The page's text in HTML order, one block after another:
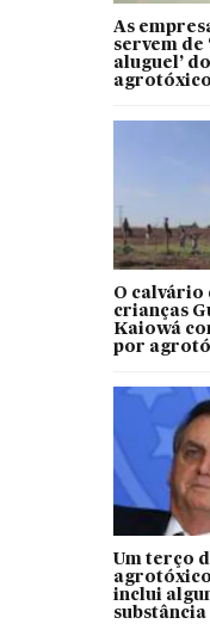
As
servem de
aluguel’
O calvário
crianças
Kaiowá
por
Um terço
inclui